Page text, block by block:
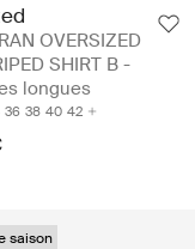
OVERSIZED
SHIRT B -
longues
36 38 40 42
saison